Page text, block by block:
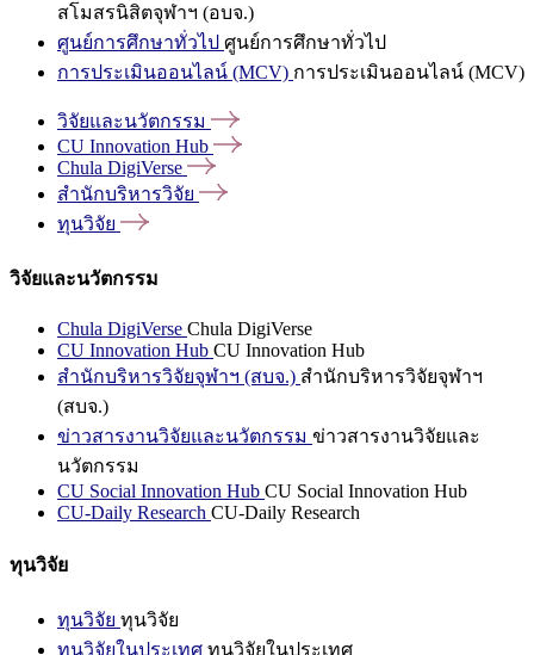
สโมสรนิสิตจุฬาฯ (อบจ.)
ศูนย์การศึกษาทั่วไป ศูนย์การศึกษาทั่วไป
การประเมินออนไลน์ (MCV) การประเมินออนไลน์ (MCV)
วิจัยและนวัตกรรม
CU Innovation Hub
Chula DigiVerse
สำนักบริหารวิจัย
ทุนวิจัย
วิจัยและนวัตกรรม
Chula DigiVerse Chula DigiVerse
CU Innovation Hub CU Innovation Hub
สำนักบริหารวิจัยจุฬาฯ (สบจ.) สำนักบริหารวิจัยจุฬาฯ
(สบจ.)
ข่าวสารงานวิจัยและนวัตกรรม ข่าวสารงานวิจัยและ
นวัตกรรม
CU Social Innovation Hub CU Social Innovation Hub
CU-Daily Research CU-Daily Research
ทุนวิจัย
ทุนวิจัย ทุนวิจัย
ทุนวิจัยในประเทศ ทุนวิจัยในประเทศ